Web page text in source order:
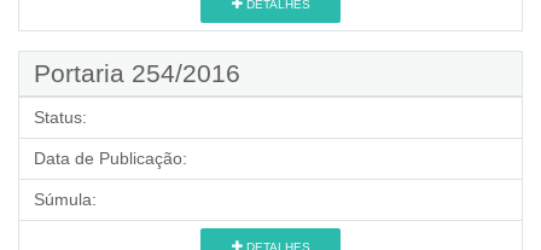
DETALHES
Portaria 254/2016
Status:
Data de Publicação:
Súmula:
DETALHES